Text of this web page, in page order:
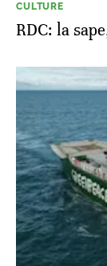
CULTURE
RDC: la